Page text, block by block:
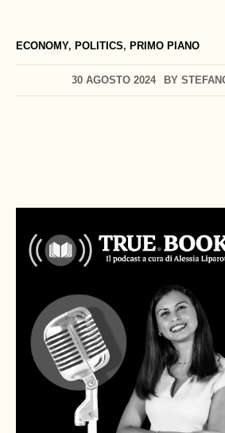
ECONOMY, POLITICS, PRIMO PIANO
30 AGOSTO 2024 BY